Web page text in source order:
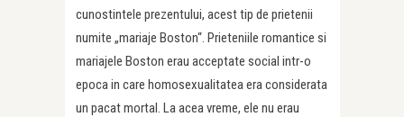
cunostintele prezentului, acest tip de prietenii
numite „mariaje Boston“. Prieteniile romantice si
mariajele Boston erau acceptate social intr-o
epoca in care homosexualitatea era considerata
un pacat mortal. La acea vreme, ele nu erau